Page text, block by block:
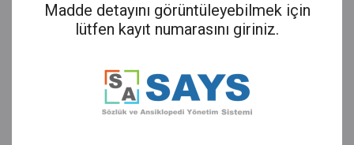
Madde detayını görüntüleyebilmek için
lütfen kayıt numarasını giriniz.